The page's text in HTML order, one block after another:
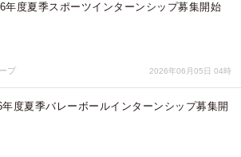
年度夏季スポーツインターンシップ募集開始
プ 2026年06月05日 04時
年度夏季バレーボールインターンシップ募集開